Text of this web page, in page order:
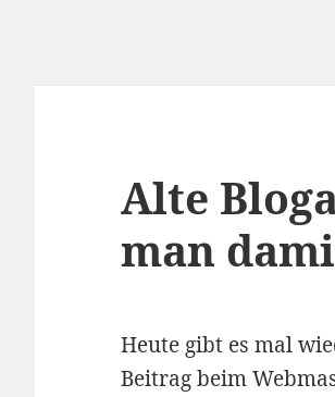
Alte
man
Heute gibt es mal
Beitrag beim